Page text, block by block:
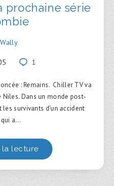
prochaine série
Wally
1
: Remains. Chiller TV va
Niles. Dans un monde post-
survivants d’un accident
a…
la lecture